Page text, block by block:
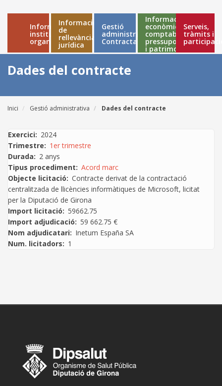
Main
navigation
Informació
institucional i
organitzativa
Informació
de
rellevància
jurídica
Gestió
administrativa
Contractació
Informació
econòmica,
comptable,
pressupostària
i patrimonial
Serveis,
tràmits i
Dades del contracte
Inici Gestió administrativa Dades del contracte
Exercici
2024
Trimestre
1er trimestre
Durada
2 anys
Tipus procediment
Acord marc
Objecte licitació
Contracte derivat de la contractació
centralitzada de llicències informàtiques de Microsoft, licitat
per la Diputació de Girona
Import licitació
59662.75
Import adjudicació
59 662.75 €
Nom adjudicatari
Inetum España SA
Num. licitadors
1